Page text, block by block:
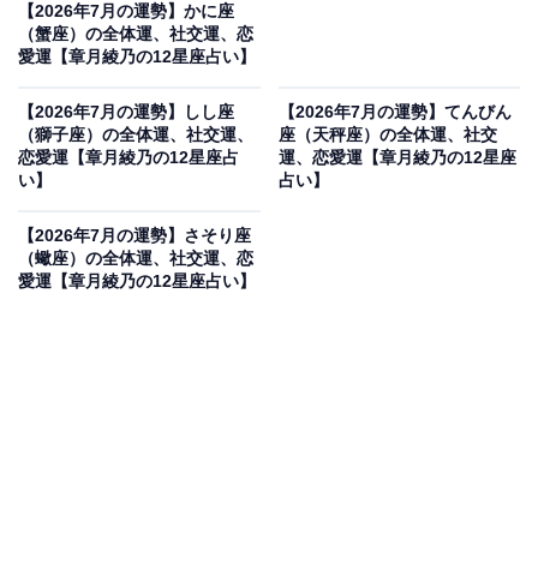
くはず。リモートワークに切り替えて成果を上げる、人
が少ない早朝の時間を活用するなど、知恵と工夫をぜ
める、スパイスやハーブ、漢方を取り入れるなどがオス
スメ。着ていてラクな服を揃えるのもオススメです。
人恋しく、人疲れしやすいのです。誰かと一緒にいると
元気をもらえ、相手のペースで動けてしまうため、一人
【2026年7月の運勢】かに座
（蟹座）の全体運、社交運、恋
愛運【章月綾乃の12星座占い】
【2026年7月の運勢】しし座
（獅子座）の全体運、社交運、
恋愛運【章月綾乃の12星座占
い】
【2026年7月の運勢】てんびん
座（天秤座）の全体運、社交
運、恋愛運【章月綾乃の12星座
占い】
【2026年7月の運勢】さそり座
（蠍座）の全体運、社交運、恋
愛運【章月綾乃の12星座占い】